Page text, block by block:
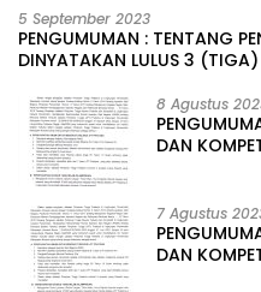
5 September 2023
PENGUMUMAN : TENTANG
DINYATAKAN LULUS 3 (TIGA)
LINGKUNGAN PEMERINTAH
8 Agustus
DAN
KABUPATEN
7 Agustus
DAN